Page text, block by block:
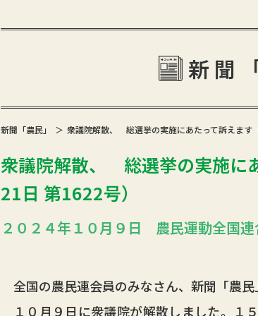
新聞
新聞「農民」 衆議院解散、 総選挙の実施にあたって訴えます
衆議院解散、 総選挙の実施に
21日 第1622号）
２０２４年１０月９日 農民運動全国連
全国の農民連会員のみなさん、新聞「農民
１０月９日に衆議院が解散しました。１